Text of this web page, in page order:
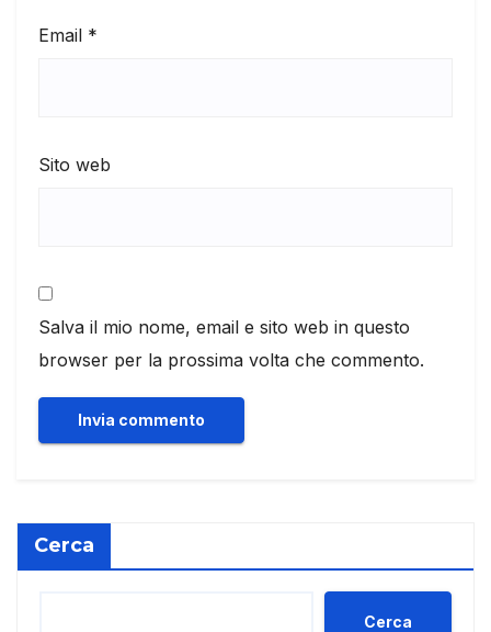
Email *
Sito web
Salva il mio nome, email e sito web in questo
browser per la prossima volta che commento.
Cerca
Cerca